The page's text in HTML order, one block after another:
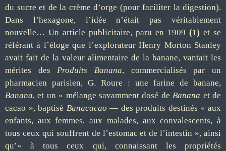
du sucre et de la crème d’orge (pour faciliter la digestion).
Dans l’hexagone, l’idée n’était pas véritablement
nouvelle… Un article publicitaire, paru en 1909 (1) et se
référant à l’éloge que l’explorateur Henry Morton Stanley
avait fait de la valeur alimentaire de la banane, vantait les
mérites desProduits Banana, commercialisés par un
pharmacien parisien, G. Roure : une farine de banane,
Banana, et un « mélange savamment dosé deBanana et de
cacao », baptisé Banacacao— des produits destinés « aux
enfants, aux femmes, aux malades, aux convalescents, à
tous ceux qui souffrent de l’estomac et de l’intestin », ainsi
qu’« à tous ceux qui, connaissant les propriétés